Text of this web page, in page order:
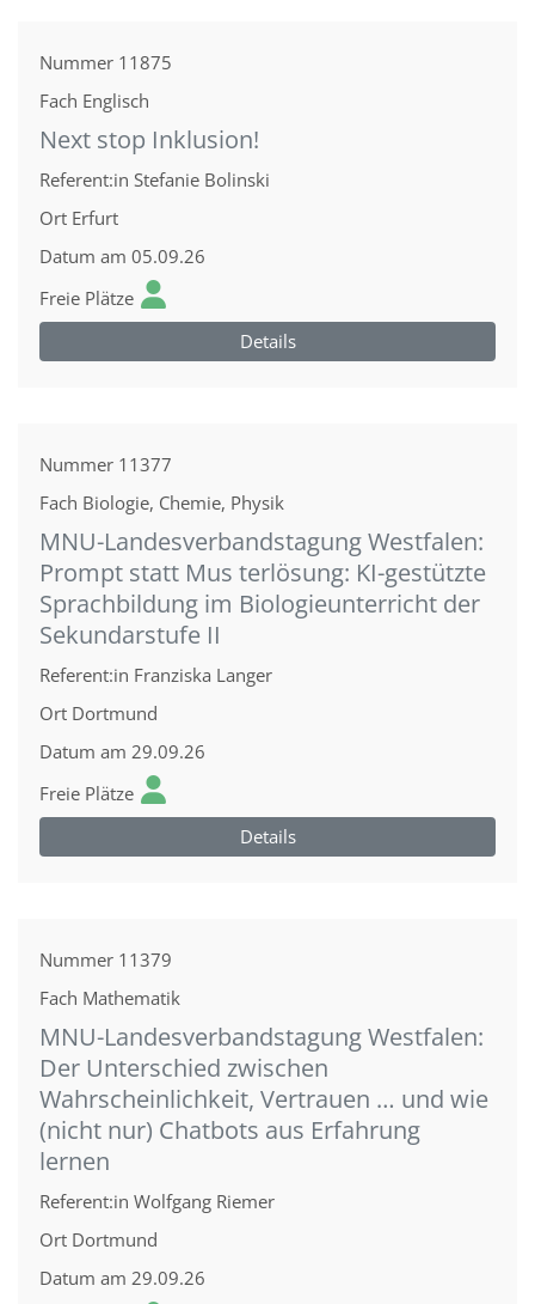
Nummer 11875
Fach Englisch
Next stop Inklusion!
Referent:in Stefanie Bolinski
Ort Erfurt
Datum am 05.09.26
Freie Plätze
Details
Nummer 11377
Fach Biologie, Chemie, Physik
MNU-Landesverbandstagung Westfalen:
Prompt statt Mus terlösung: KI-gestützte
Sprachbildung im Biologieunterricht der
Sekundarstufe II
Referent:in Franziska Langer
Ort Dortmund
Datum am 29.09.26
Freie Plätze
Details
Nummer 11379
Fach Mathematik
MNU-Landesverbandstagung Westfalen:
Der Unterschied zwischen
Wahrscheinlichkeit, Vertrauen … und wie
(nicht nur) Chatbots aus Erfahrung
lernen
Referent:in Wolfgang Riemer
Ort Dortmund
Datum am 29.09.26